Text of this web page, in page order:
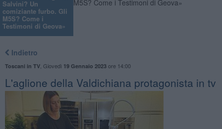
Salvini? Un
comiziante furbo. Gli
M5S? Come i
Testimoni di Geova»
Indietro
Toscani in TV, Giovedì 19 Gennaio 2023ore 14:00
L'aglione della Valdichiana protagonista in tv